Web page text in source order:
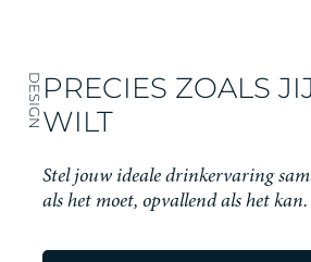
DESIGNPRECIES ZOALS
WILT
Stel jouw ideale drinkervaring
als het moet, opvallend als het kan.